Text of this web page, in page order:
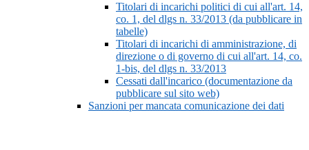
Titolari di incarichi politici di cui all'art. 14,
co. 1, del dlgs n. 33/2013 (da pubblicare in
tabelle)
Titolari di incarichi di amministrazione, di
direzione o di governo di cui all'art. 14, co.
1-bis, del dlgs n. 33/2013
Cessati dall'incarico (documentazione da
pubblicare sul sito web)
Sanzioni per mancata comunicazione dei dati